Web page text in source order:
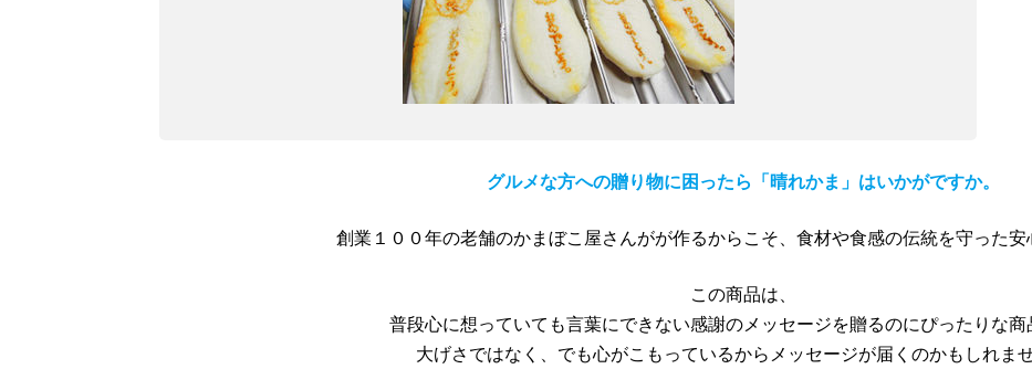
グルメな方への贈り物に困ったら「晴れかま」はいかがですか。
創業１００年の老舗のかまぼこ屋さんがが作るからこそ、食材や食感の伝統を守った安
この商品は、
普段心に想っていても言葉にできない感謝のメッセージを贈るのにぴったりな商
大げさではなく、でも心がこもっているからメッセージが届くのかもしれませ